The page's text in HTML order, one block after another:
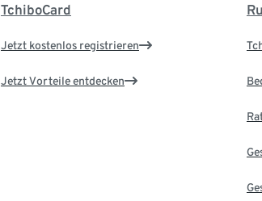
TchiboCard
Jetzt kostenlos registrieren
Jetzt Vorteile entdecken